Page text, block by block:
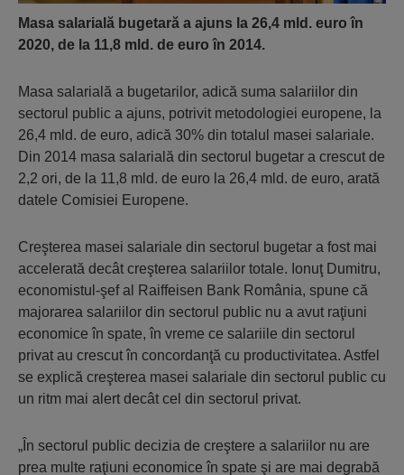
Masa salarială bugetară a ajuns la 26,4 mld. euro în
2020, de la 11,8 mld. de euro în 2014.
Masa salarială a bugetarilor, adică suma salariilor din
sectorul public a ajuns, potrivit metodologiei europene, la
26,4 mld. de euro, adică 30% din totalul masei salariale.
Din 2014 masa salarială din sectorul bugetar a crescut de
2,2 ori, de la 11,8 mld. de euro la 26,4 mld. de euro, arată
datele Comisiei Europene.
Creşterea masei salariale din sectorul bugetar a fost mai
accelerată decât creşterea salariilor totale. Ionuţ Dumitru,
economistul-şef al Raiffeisen Bank România, spune că
majorarea salariilor din sectorul public nu a avut raţiuni
economice în spate, în vreme ce salariile din sectorul
privat au crescut în concordanţă cu productivitatea. Astfel
se explică creşterea masei salariale din sectorul public cu
un ritm mai alert decât cel din sectorul privat.
„În sectorul public decizia de creştere a salariilor nu are
prea multe raţiuni economice în spate şi are mai degrabă